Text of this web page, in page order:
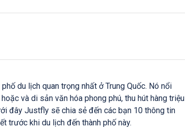
du lịch quan trọng nhất ở Trung Quốc. Nó nổi
và di sản văn hóa phong phú, thu hút hàng triệu
đây Justfly sẽ chia sẻ đến các bạn 10 thông tin
trước khi du lịch đến thành phố này.